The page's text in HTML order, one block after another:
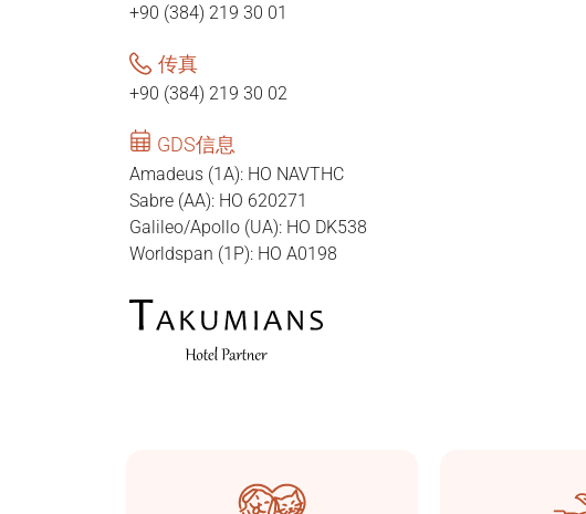
+90 (384) 219 30 01
传真
+90 (384) 219 30 02
GDS信息
Amadeus (1A): HO NAVTHC
Sabre (AA): HO 620271
Galileo/Apollo (UA): HO DK538
Worldspan (1P): HO A0198